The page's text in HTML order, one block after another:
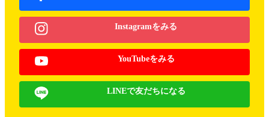
Instagramをみる
YouTubeをみる
LINEで友だちになる